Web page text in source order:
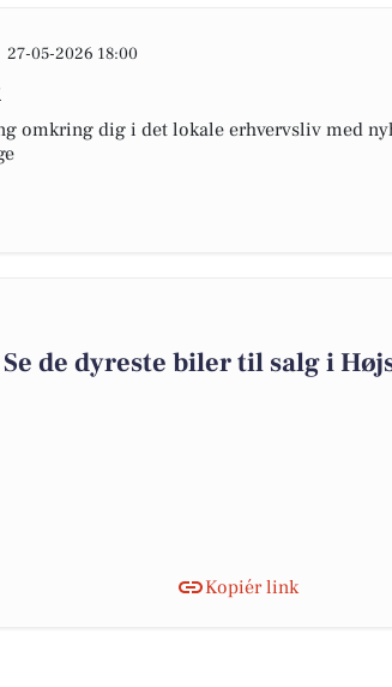
27-05-2026 18:00
omkring dig i det lokale erhvervsliv med
de dyreste biler til salg i
Kopiér link